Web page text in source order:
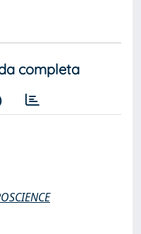
completa